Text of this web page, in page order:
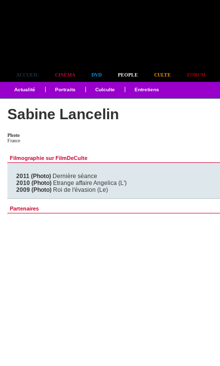
ACCUEIL CINÉMA DVD PEOPLE CULTE FORUM
Actualité Portraits Culculte Entretiens
Sabine Lancelin
Photo
France
Filmographie sur FilmDeCulte
2011 (Photo) Dernière séance
2010 (Photo) Etrange affaire Angelica (L')
2009 (Photo) Roi de l'évasion (Le)
Partenaires